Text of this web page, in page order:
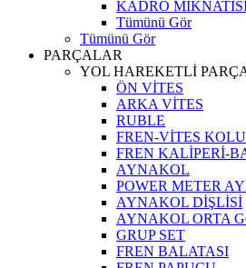
KADRO
Tümünü Gör
Tümünü Gör
PARÇALAR
YOL HAREKETLİ
ÖN VİTES
ARKA VİTES
RUBLE
FREN-VİTES KOLU
FREN KALİPERİ-
AYNAKOL
POWER METER
AYNAKOL DİŞLİSİ
AYNAKOL ORTA
GRUP SET
FREN BALATASI